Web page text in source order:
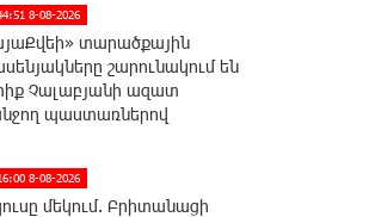
8-08-2026
տարածքային
շարունակում են
Չալաբյանի ազատ
պաստառներով
8-08-2026
մեկում. Բրիտանացի